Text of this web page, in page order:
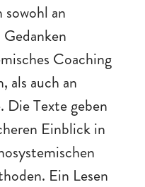
an
Coaching
als auch an
Die Texte geben
Einblick in
Ein Lesen